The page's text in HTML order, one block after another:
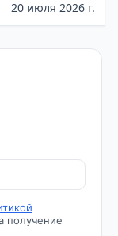
20 июля 2026 г.